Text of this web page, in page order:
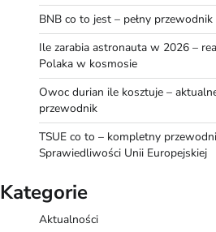
BNB co to jest – pełny
Ile zarabia astronauta w 2026 –
Polaka w kosmosie
Owoc durian ile kosztuje –
przewodnik
TSUE co to – kompletny
Sprawiedliwości Unii Europejskiej
Kategorie
Aktualności